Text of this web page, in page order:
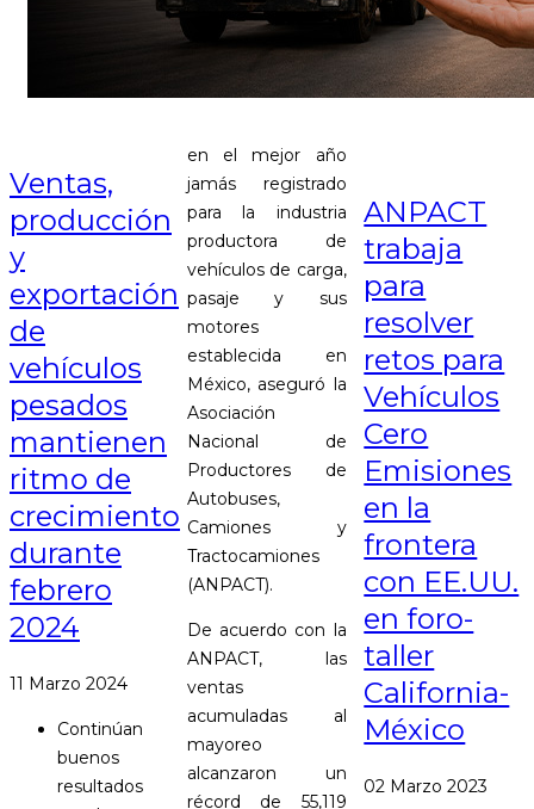
Ventas,
producción
y
exportación
de
vehículos
pesados
mantienen
ritmo de
crecimiento
durante
febrero
2024
11 Marzo 2024
Continúan
buenos
resultados
en el mejor año
jamás registrado
para la industria
productora de
vehículos de carga,
pasaje y sus
motores
establecida en
México, aseguró la
Asociación
Nacional de
Productores de
Autobuses,
Camiones y
Tractocamiones
(ANPACT).
De acuerdo con la
ANPACT, las
ventas
acumuladas al
mayoreo
alcanzaron un
récord de 55,119
ANPACT
trabaja
para
resolver
retos para
Vehículos
Cero
Emisiones
en la
frontera
con EE.UU.
en foro-
taller
California-
México
02 Marzo 2023